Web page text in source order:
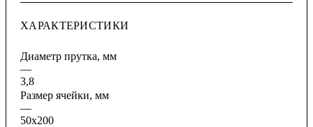
ХАРАКТЕРИСТИКИ
Диаметр прутка, мм
—
3,8
Размер ячейки, мм
—
50х200